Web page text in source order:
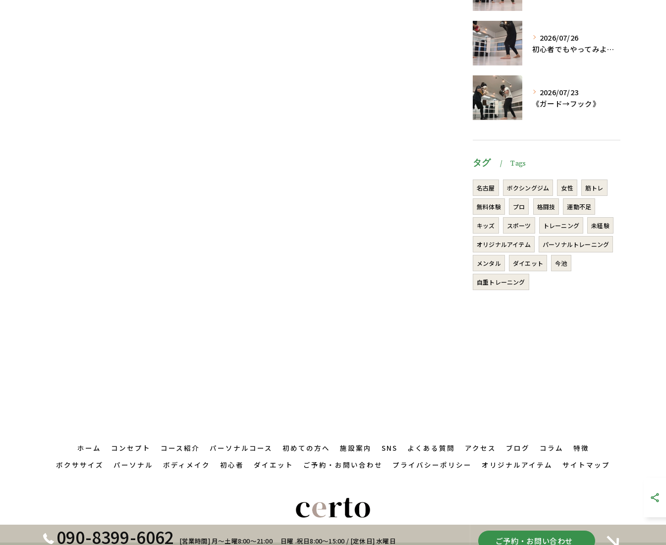
2026/07/26
初心者でもやってみよう、格闘技でダイエット、脂肪燃焼🔥
2026/07/23
《ガード→フック》
タグ Tags
名古屋 ボクシングジム 女性 筋トレ
無料体験 プロ 格闘技 運動不足
キッズ スポーツ トレーニング 未経験
オリジナルアイテム パーソナルトレーニング
メンタル ダイエット 今池
自重トレーニング
090-8399-6062 [営業時間] 月～土曜8:00～21:00 日曜 .祝日8:00～15:00 / [定休日] 水曜日 ご予約・お問い合わせ
ホーム コンセプト コース紹介 パーソナルコース 初めての方へ 施設案内 SNS よくある質問 アクセス ブログ コラム
特徴
ボクササイズ
パーソナル ボディメイク 初心者 ダイエット ご予約・お問い合わせ プライバシーポリシー オリジナルアイテム サイトマップ